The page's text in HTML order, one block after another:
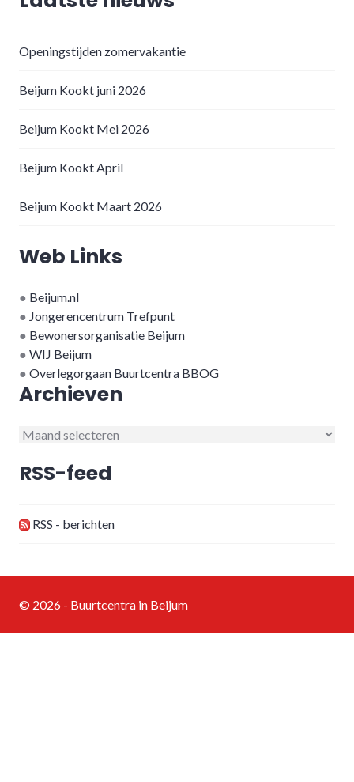
Openingstijden zomervakantie
Beijum Kookt juni 2026
Beijum Kookt Mei 2026
Beijum Kookt April
Beijum Kookt Maart 2026
Web Links
● Beijum.nl
● Jongerencentrum Trefpunt
● Bewonersorganisatie Beijum
● WIJ Beijum
● Overlegorgaan Buurtcentra BBOG
Archieven
Archieven
RSS-feed
RSS - berichten
© 2026 - Buurtcentra in Beijum